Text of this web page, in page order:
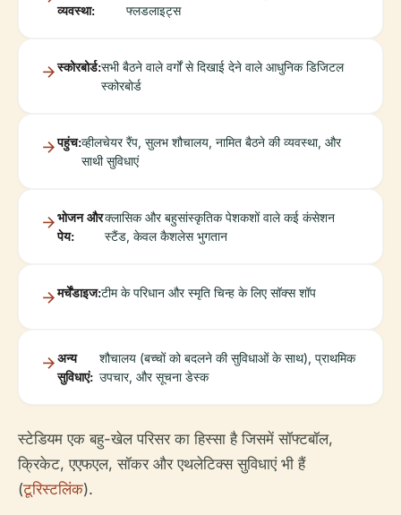
व्यवस्था:
फ्लडलाइट्स
स्कोरबोर्ड:सभी बैठने वाले वर्गों से दिखाई देने वाले आधुनिक डिजिटल
स्कोरबोर्ड
पहुंच:व्हीलचेयर रैंप, सुलभ शौचालय, नामित बैठने की व्यवस्था, और
साथी सुविधाएं
भोजन और
पेय:
क्लासिक और बहुसांस्कृतिक पेशकशों वाले कई कंसेशन
स्टैंड, केवल कैशलेस भुगतान
मर्चेंडाइज:टीम के परिधान और स्मृति चिन्ह के लिए सॉक्स शॉप
अन्य
सुविधाएं:
शौचालय (बच्चों को बदलने की सुविधाओं के साथ), प्राथमिक
उपचार, और सूचना डेस्क
स्टेडियम एक बहु-खेल परिसर का हिस्सा है जिसमें सॉफ्टबॉल,
क्रिकेट, एएफएल, सॉकर और एथलेटिक्स सुविधाएं भी हैं
(टूरिस्टलिंक).